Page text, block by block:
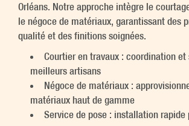
Orléans. Notre approche intègre le
le négoce de matériaux, garantissant des
qualité et des finitions soignées.
Courtier en travaux : coordination
meilleurs artisans
Négoce de matériaux :
matériaux haut de gamme
Service de pose : installation rapide